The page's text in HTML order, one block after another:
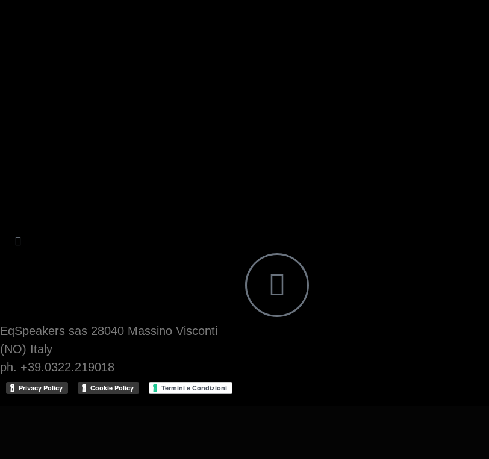
EqSpeakers sas 28040 Massino Visconti
(NO) Italy
ph. +39.0322.219018